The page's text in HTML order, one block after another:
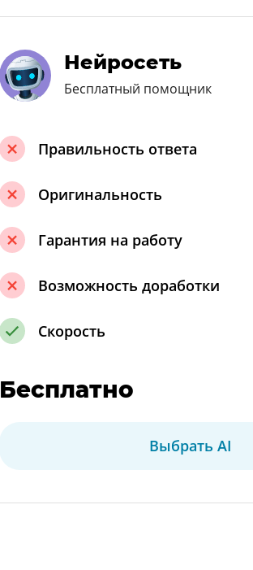
Нейросеть
Бесплатный помощник
Правильность ответа
Оригинальность
Гарантия на работу
Возможность доработки
Скорость
Бесплатно
Выбрать AI